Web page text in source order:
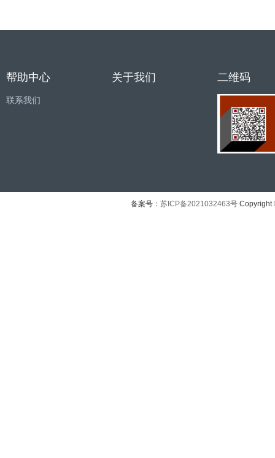
帮助中心
联系我们
关于我们 二维码
备案号： 苏ICP备2021032463号 Copyright